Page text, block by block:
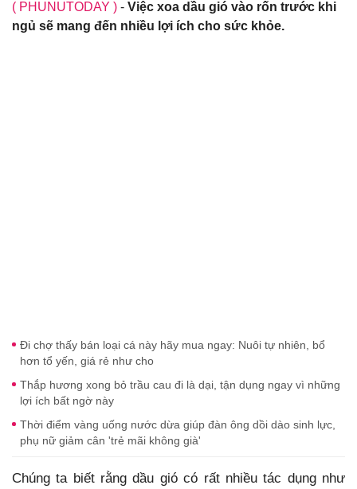
( PHUNUTODAY ) - Việc xoa dầu gió vào rốn trước khi
ngủ sẽ mang đến nhiều lợi ích cho sức khỏe.
Đi chợ thấy bán loại cá này hãy mua ngay: Nuôi tự nhiên, bổ
hơn tổ yến, giá rẻ như cho
Thắp hương xong bỏ trầu cau đi là dại, tận dụng ngay vì những
lợi ích bất ngờ này
Thời điểm vàng uống nước dừa giúp đàn ông dồi dào sinh lực,
phụ nữ giảm cân 'trẻ mãi không già'
Chúng ta biết rằng dầu gió có rất nhiều tác dụng như